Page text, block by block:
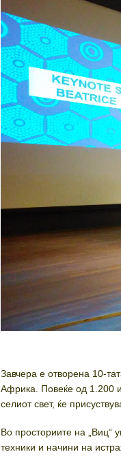
Завчера е отворена 10-
Африка. Повеќе од 1.200
селиот свет, ќе
Во просториите на „Виц“
техники и начини на